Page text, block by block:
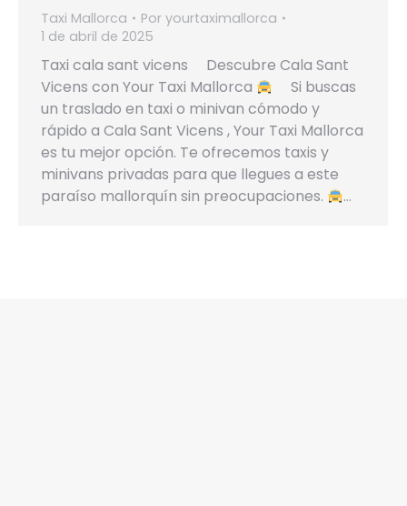
Taxi Mallorca Por yourtaximallorca
1 de abril de 2025
Taxi cala sant vicens Descubre Cala Sant
Vicens con Your Taxi Mallorca
Si buscas
un traslado en taxi o minivan cómodo y
rápido a Cala Sant Vicens , Your Taxi Mallorca
es tu mejor opción. Te ofrecemos taxis y
minivans privadas para que llegues a este
paraíso mallorquín sin preocupaciones.
…